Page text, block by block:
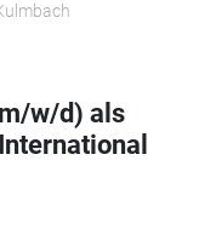
w/d) als